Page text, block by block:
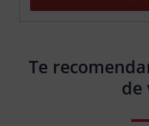
Te
de